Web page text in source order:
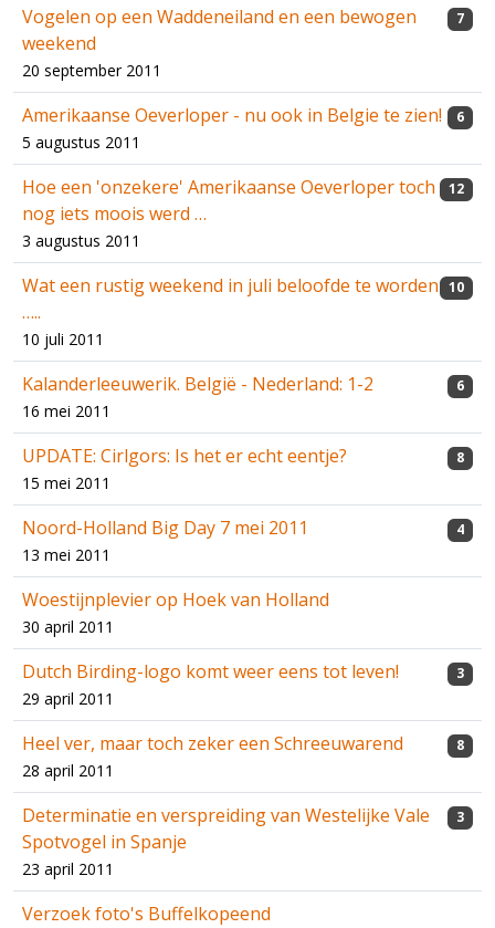
Vogelen op een Waddeneiland en een bewogen
weekend
20 september 2011
7
Amerikaanse Oeverloper - nu ook in Belgie te zien!
5 augustus 2011
6
Hoe een 'onzekere' Amerikaanse Oeverloper toch
nog iets moois werd …
3 augustus 2011
12
Wat een rustig weekend in juli beloofde te worden
…..
10 juli 2011
10
Kalanderleeuwerik. België - Nederland: 1-2
16 mei 2011
6
UPDATE: Cirlgors: Is het er echt eentje?
15 mei 2011
8
Noord-Holland Big Day 7 mei 2011
13 mei 2011
4
Woestijnplevier op Hoek van Holland
30 april 2011
Dutch Birding-logo komt weer eens tot leven!
29 april 2011
3
Heel ver, maar toch zeker een Schreeuwarend
28 april 2011
8
Determinatie en verspreiding van Westelijke Vale
Spotvogel in Spanje
23 april 2011
3
Verzoek foto's Buffelkopeend